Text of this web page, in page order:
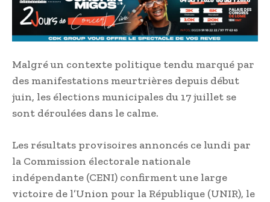
Malgré un contexte politique tendu marqué par
des manifestations meurtrières depuis début
juin, les élections municipales du 17 juillet se
sont déroulées dans le calme.
Les résultats provisoires annoncés ce lundi par
la Commission électorale nationale
indépendante (CENI) confirment une large
victoire de l’Union pour la République (UNIR), le